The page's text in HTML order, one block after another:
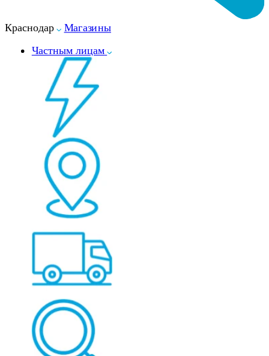
Краснодар
Магазины
Частным лицам